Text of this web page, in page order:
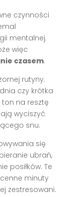
czynności
mentalnej.
więc
czasem.
rutyny.
czy krótka
na resztę
wyciszyć
snu.
się
ubrań,
posiłków. Te
minuty
zestresowani.